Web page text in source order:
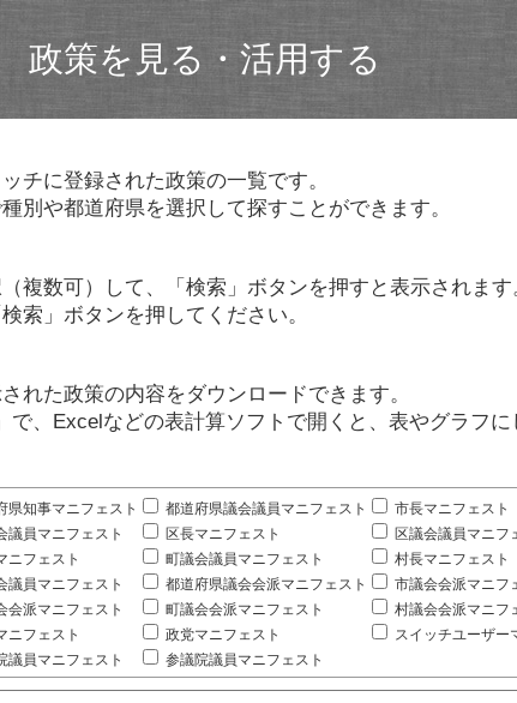
政策を見る・活用する
チに登録された政策の一覧です。
別や都道府県を選択して探すことができます。
複数可）して、「検索」ボタンを押すと表示されます
索」ボタンを押してください。
れた政策の内容をダウンロードできます。
で、Excelなどの表計算ソフトで開くと、表やグラフに
県知事マニフェスト 都道府県議会議員マニフェスト
市長マニフェスト
議員マニフェスト
区長マニフェスト
区議会議員マニフ
ニフェスト
町議会議員マニフェスト
村長マニフェスト
議員マニフェスト
都道府県議会会派マニフェスト
市議会会派マニフ
会派マニフェスト
町議会会派マニフェスト
村議会会派マニフ
ニフェスト
政党マニフェスト
スイッチユーザー
議員マニフェスト
参議院議員マニフェスト